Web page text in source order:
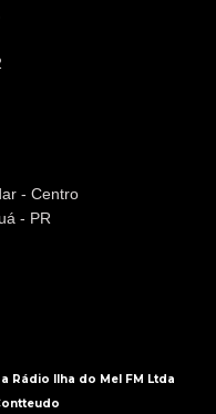
- Centro
- PR
Rádio Ilha do Mel FM Ltda